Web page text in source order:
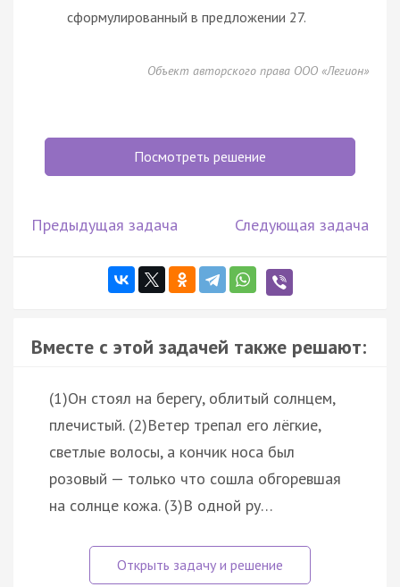
сформулированный в предложении 27.
Объект авторского права ООО «Легион»
Посмотреть решение
Предыдущая задача Следующая задача
Вместе с этой задачей также решают:
(1)Он стоял на берегу, облитый солнцем,
плечистый. (2)Ветер трепал его лёгкие,
светлые волосы, а кончик носа был
розовый — только что сошла обгоревшая
на солнце кожа. (3)В одной ру…